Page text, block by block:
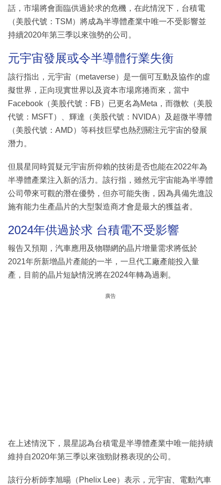
話，市場將會面臨供過於求的危機，在此情況下，台積電
（美股代號：TSM）將成為半導體產業中唯一不受影響並
持續2020年第三季以來強勢的公司。
元宇宙發展或令半導體行業失衡
該行指出，元宇宙（metaverse）是一個可互動及協作的虛
擬世界，正向現實世界以及資本市場席捲而來，當中
Facebook（美股代號：FB）已更名為Meta，而微軟（美股
代號：MSFT）、輝達（美股代號：NVIDA）及超微半導體
（美股代號：AMD）等科技巨擘也熱烈關注元宇宙的發展
潛力。
但晨星同時質疑元宇宙所仰賴的技術是否也能在2022年為
半導體產業注入新的活力。該行指，雖然元宇宙能為半導體
公司帶來可觀的潛在優勢，但亦可能失衡，因為具備先進設
施有能力生產晶片的大型製造商才會是最大的獲益者。
2024年供過於求 台積電不受影響
報告又預期，汽車應用及物聯網的晶片增量需求將低於
2021年所新增晶片產能的一半，一旦代工廠產能投入量
產，目前的晶片短缺情況將在2024年轉為過剩。
廣告
在上述情況下，晨星認為台積電是半導體產業中唯一能持續
維持自2020年第三季以來強勁財務表現的公司。
該行分析師李旭暘（Phelix Lee）表示，元宇宙、電動汽車